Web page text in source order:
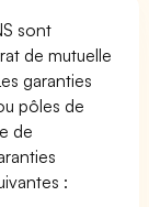
sont
de mutuelle
garanties
pôles de
de
: